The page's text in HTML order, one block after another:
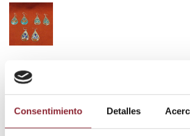
Consentimiento Detalles
Pendiente pen67
14,90 €